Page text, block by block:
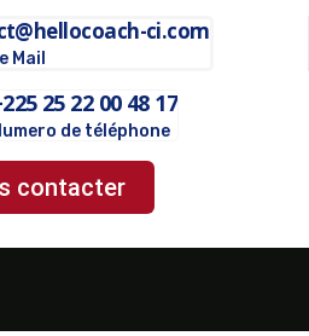
ci.com
Mail
25 22 00 48 17
de téléphone
contacter